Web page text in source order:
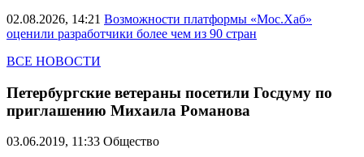
02.08.2026, 14:21 Возможности платформы «Мос.Хаб»
оценили разработчики более чем из 90 стран
ВСЕ НОВОСТИ
Петербургские ветераны посетили Госдуму по
приглашению Михаила Романова
03.06.2019, 11:33 Общество